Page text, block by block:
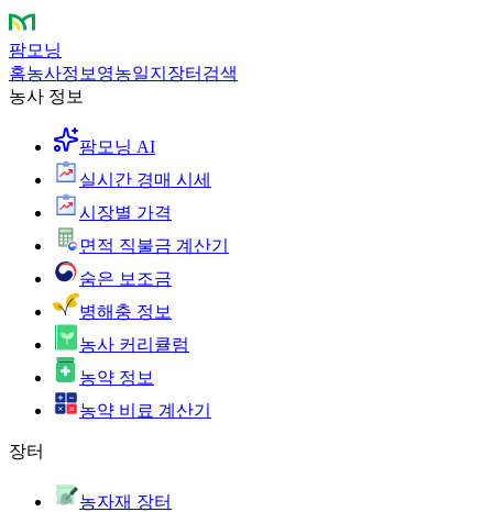
팜모닝
홈농사정보 영농일지 장터 검색
농사 정보
팜모닝 AI
실시간 경매 시세
시장별 가격
면적 직불금 계산기
숨은 보조금
병해충 정보
농사 커리큘럼
농약 정보
농약 비료 계산기
장터
농자재 장터